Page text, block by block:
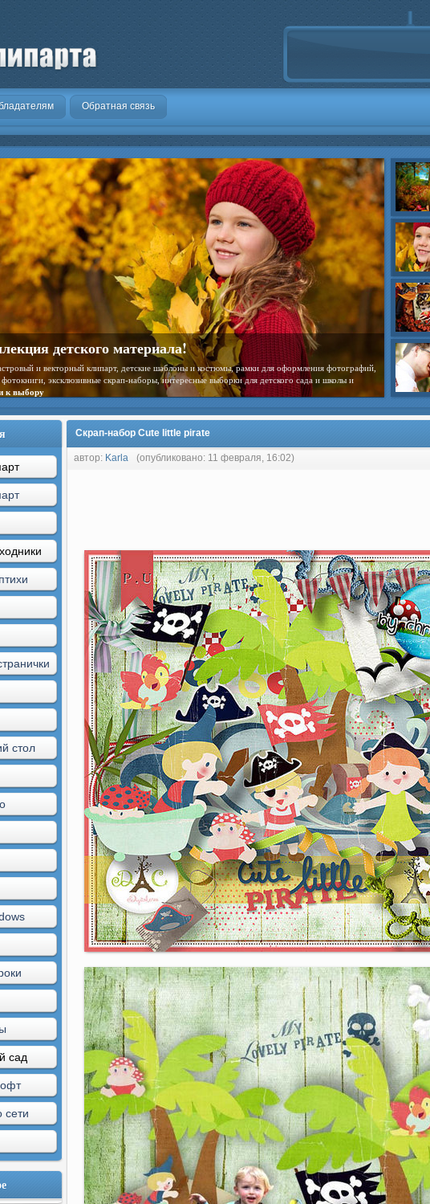
Обратная связь
детского материала!
и векторный клипарт, детские шаблоны и костюмы, рамки для оформления фотографий,
эксклюзивные скрап-наборы, интересные выборки для детского сада и школы и
к выбору
стол
сад
сети
Скрап-набор Cute little pirate
автор: Karla (опубликовано: 11 февраля, 16:02)